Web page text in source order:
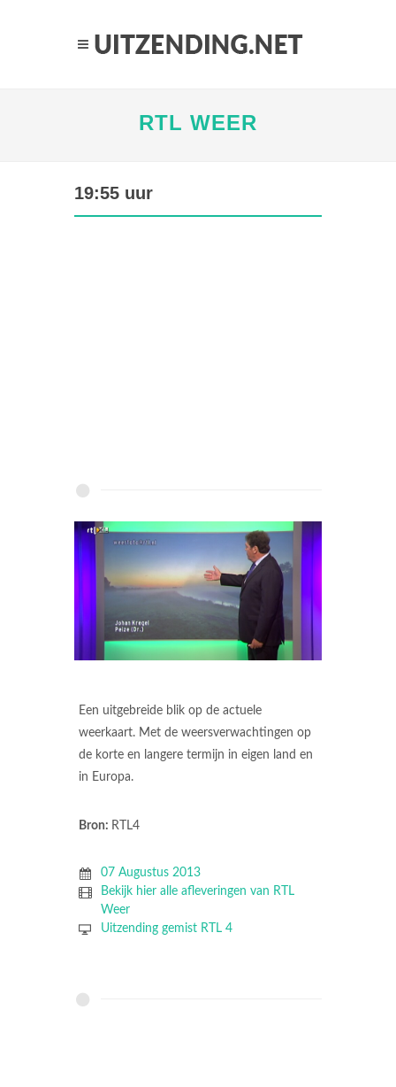
RTL WEER
19:55 uur
Een uitgebreide blik op de actuele
weerkaart. Met de weersverwachtingen op
de korte en langere termijn in eigen land en
in Europa.
Bron: RTL4
07 Augustus 2013
Bekijk hier alle afleveringen van RTL
Weer
Uitzending gemist RTL 4